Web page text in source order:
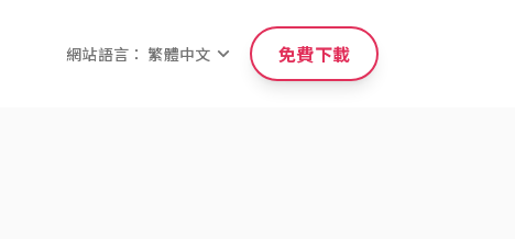
網站語言： 繁體中文 免費下載